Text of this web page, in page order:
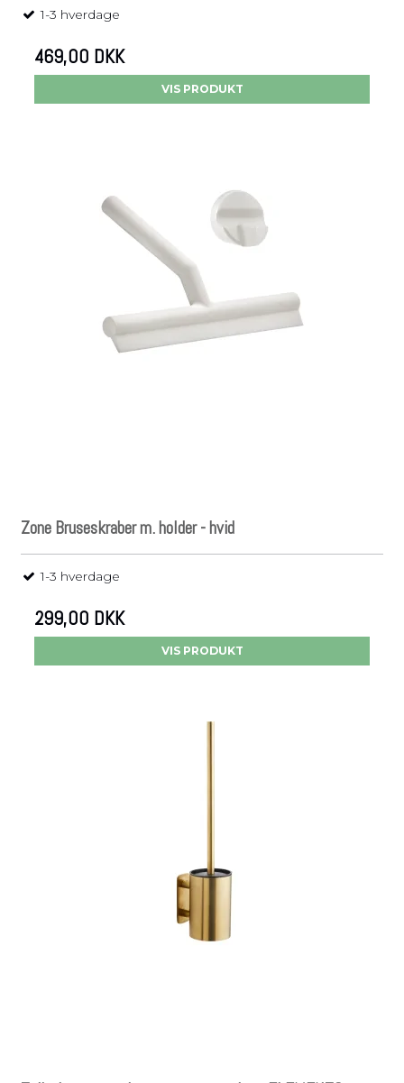
1-3 hverdage
469,00 DKK
VIS PRODUKT
Zone Bruseskraber m. holder - hvid
1-3 hverdage
299,00 DKK
VIS PRODUKT